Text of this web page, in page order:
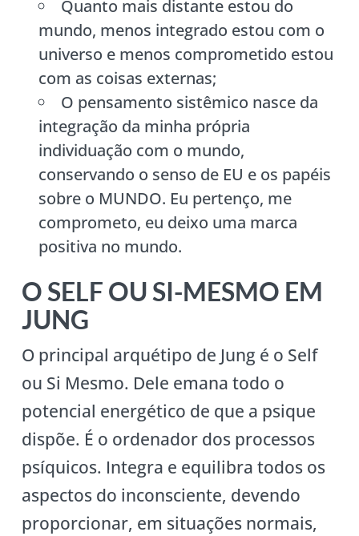
Quanto mais distante estou do
mundo, menos integrado estou com o
universo e menos comprometido estou
com as coisas externas;
O pensamento sistêmico nasce da
integração da minha própria
individuação com o mundo,
conservando o senso de EU e os papéis
sobre o MUNDO. Eu pertenço, me
comprometo, eu deixo uma marca
positiva no mundo.
O SELF OU SI-MESMO EM
JUNG
O principal arquétipo de Jung é o Self
ou Si Mesmo. Dele emana todo o
potencial energético de que a psique
dispõe. É o ordenador dos processos
psíquicos. Integra e equilibra todos os
aspectos do inconsciente, devendo
proporcionar, em situações normais,